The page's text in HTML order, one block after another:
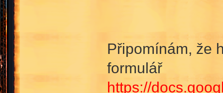
Připomínám, že
formulář
https://